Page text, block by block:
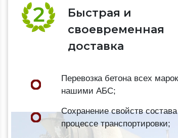
Быстрая и
своевременная
доставка
Перевозка бетона всех марок
нашими АБС;
Сохранение свойств
процессе транспортировки;